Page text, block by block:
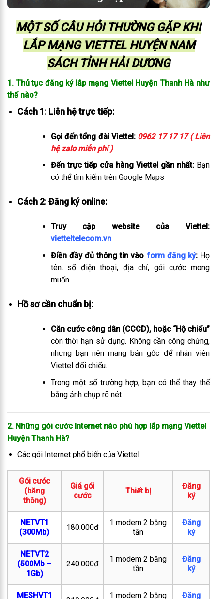
MỘT SỐ CÂU HỎI THƯỜNG GẶP KHI
LẮP MẠNG VIETTEL HUYỆN NAM
SÁCH TỈNH HẢI DƯƠNG
1. Thủ tục đăng ký lắp mạng Viettel Huyện Thanh Hà như
thế nào?
Cách 1: Liên hệ trực tiếp:
Gọi đến tổng đài Viettel: 0962 17 17 17 ( Liên
hệ zalo miễn phí )
Đến trực tiếp cửa hàng Viettel gần nhất:Bạn
có thể tìm kiếm trên Google Maps
Cách 2: Đăng ký online:
Truy cập website của Viettel:
vietteltelecom.vn
Điền đầy đủ thông tin vào form đăng ký:Họ
tên, số điện thoại, địa chỉ, gói cước mong
muốn…
Hồ sơ cần chuẩn bị:
Căn cước công dân (CCCD), hoặc “Hộ chiếu”
còn thời hạn sử dụng. Không cần công chứng,
nhưng bạn nên mang bản gốc để nhân viên
Viettel đối chiếu.
Trong một số trường hợp, bạn có thể thay thế
bằng ảnh chụp rõ nét
2. Những gói cước Internet nào phù hợp lắp mạng Viettel
Huyện Thanh Hà?
Các gói Internet phổ biến của Viettel:
Gói cước
(băng
thông)
Giá gói
cước
Thiết bị
Đăng
ký
NETVT1
(300Mb)
180.000đ
1 modem 2 băng
tần
Đăng
ký
NETVT2
(500Mb –
1Gb)
240.000đ
1 modem 2 băng
tần
Đăng
ký
MESHVT1 1 modem 2 băng Đăng